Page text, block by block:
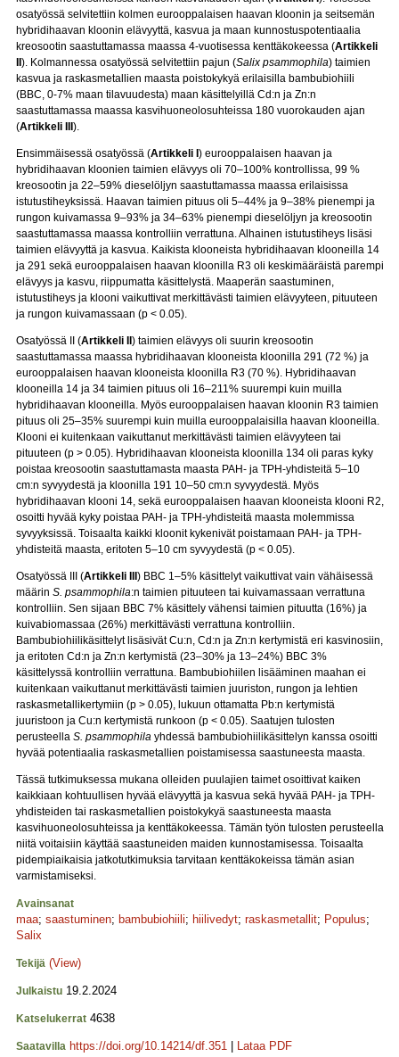
osatyössä selvitettiin kolmen eurooppalaisen haavan kloonin ja seitsemän
hybridihaavan kloonin elävyyttä, kasvua ja maan kunnostuspotentiaalia
kreosootin saastuttamassa maassa 4-vuotisessa kenttäkokeessa (Artikkeli
). Kolmannessa osatyössä selvitettiin pajun (Salix psammophila) taimien
kasvua ja raskasmetallien maasta poistokykyä erilaisilla bambubiohiili
(BBC, 0-7% maan tilavuudesta) maan käsittelyillä Cd:n ja Zn:n
saastuttamassa maassa kasvihuoneolosuhteissa 180 vuorokauden ajan
(Artikkeli III ).
Ensimmäisessä osatyössä (Artikkeli I ) eurooppalaisen haavan ja
hybridihaavan kloonien taimien elävyys oli 70–100% kontrollissa, 99 %
kreosootin ja 22–59% dieselöljyn saastuttamassa maassa erilaisissa
istutustiheyksissä. Haavan taimien pituus oli 5–44% ja 9–38% pienempi ja
rungon kuivamassa 9–93% ja 34–63% pienempi dieselöljyn ja kreosootin
saastuttamassa maassa kontrolliin verrattuna. Alhainen istutustiheys lisäsi
taimien elävyyttä ja kasvua. Kaikista klooneista hybridihaavan klooneilla 14
ja 291 sekä eurooppalaisen haavan kloonilla R3 oli keskimääräistä parempi
elävyys ja kasvu, riippumatta käsittelystä. Maaperän saastuminen,
istutustiheys ja klooni vaikuttivat merkittävästi taimien elävyyteen, pituuteen
ja rungon kuivamassaan (p < 0.05).
Osatyössä II (Artikkeli II ) taimien elävyys oli suurin kreosootin
saastuttamassa maassa hybridihaavan klooneista kloonilla 291 (72 %) ja
eurooppalaisen haavan klooneista kloonilla R3 (70 %). Hybridihaavan
klooneilla 14 ja 34 taimien pituus oli 16–211% suurempi kuin muilla
hybridihaavan klooneilla. Myös eurooppalaisen haavan kloonin R3 taimien
pituus oli 25‒35% suurempi kuin muilla eurooppalaisilla haavan klooneilla.
Klooni ei kuitenkaan vaikuttanut merkittävästi taimien elävyyteen tai
pituuteen (p > 0.05). Hybridihaavan klooneista kloonilla 134 oli paras kyky
poistaa kreosootin saastuttamasta maasta PAH- ja TPH-yhdisteitä 5–10
cm:n syvyydestä ja kloonilla 191 10–50 cm:n syvyydestä. Myös
hybridihaavan klooni 14, sekä eurooppalaisen haavan klooneista klooni R2,
osoitti hyvää kyky poistaa PAH- ja TPH-yhdisteitä maasta molemmissa
syvyyksissä. Toisaalta kaikki kloonit kykenivät poistamaan PAH- ja TPH-
yhdisteitä maasta, eritoten 5–10 cm syvyydestä (p < 0.05).
Osatyössä III (Artikkeli III ) BBC 1–5% käsittelyt vaikuttivat vain vähäisessä
määrin S. psammophila:n taimien pituuteen tai kuivamassaan verrattuna
kontrolliin. Sen sijaan BBC 7% käsittely vähensi taimien pituutta (16%) ja
kuivabiomassaa (26%) merkittävästi verrattuna kontrolliin.
Bambubiohiilikäsittelyt lisäsivät Cu:n, Cd:n ja Zn:n kertymistä eri kasvinosiin,
ja eritoten Cd:n ja Zn:n kertymistä (23‒30% ja 13‒24%) BBC 3%
käsittelyssä kontrolliin verrattuna. Bambubiohiilen lisääminen maahan ei
kuitenkaan vaikuttanut merkittävästi taimien juuriston, rungon ja lehtien
raskasmetallikertymiin (p > 0.05), lukuun ottamatta Pb:n kertymistä
juuristoon ja Cu:n kertymistä runkoon (p < 0.05). Saatujen tulosten
perusteella S. psammophila yhdessä bambubiohiilikäsittelyn kanssa osoitti
hyvää potentiaalia raskasmetallien poistamisessa saastuneesta maasta.
Tässä tutkimuksessa mukana olleiden puulajien taimet osoittivat kaiken
kaikkiaan kohtuullisen hyvää elävyyttä ja kasvua sekä hyvää PAH- ja TPH-
yhdisteiden tai raskasmetallien poistokykyä saastuneesta maasta
kasvihuoneolosuhteissa ja kenttäkokeessa. Tämän työn tulosten perusteella
niitä voitaisiin käyttää saastuneiden maiden kunnostamisessa. Toisaalta
pidempiaikaisia jatkotutkimuksia tarvitaan kenttäkokeissa tämän asian
varmistamiseksi.
Avainsanat
maa; saastuminen; bambubiohiili; hiilivedyt; raskasmetallit; Populus;
Salix
Tekijä (View)
Julkaistu 19.2.2024
Katselukerrat 4638
Saatavilla https://doi.org/10.14214/df.351 Lataa PDF